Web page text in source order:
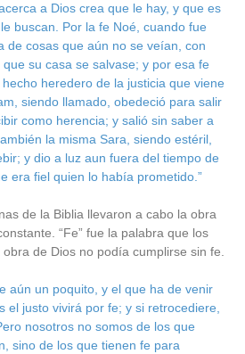
a Dios crea que le hay, y que es
buscan. Por la fe Noé, cuando fue
de cosas que aún no se veían, con
su casa se salvase; y por esa fe
heredero de la justicia que viene
siendo llamado, obedeció para salir
como herencia; y salió sin saber a
la misma Sara, siendo estéril,
y dio a luz aun fuera del tiempo de
era fiel quien lo había prometido.”
de la Biblia llevaron a cabo la obra
“Fe” fue la palabra que los
de Dios no podía cumplirse sin fe.
aún un poquito, y el que ha de venir
el justo vivirá por fe; y si retrocediere,
nosotros no somos de los que
sino de los que tienen fe para